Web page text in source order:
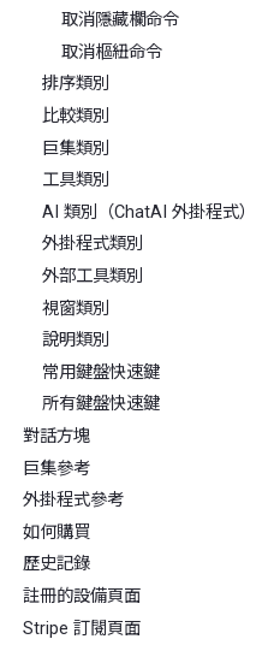
取消隱藏欄命令
取消樞紐命令
排序類別
比較類別
巨集類別
工具類別
AI 類別（ChatAI 外掛程式）
外掛程式類別
外部工具類別
視窗類別
說明類別
常用鍵盤快速鍵
所有鍵盤快速鍵
對話方塊
巨集參考
外掛程式參考
如何購買
歷史記錄
註冊的設備頁面
Stripe 訂閱頁面